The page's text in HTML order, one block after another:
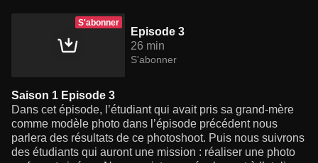
S'abonner
Episode 3
26 min
S'abonner
Saison 1 Episode 3
Dans cet épisode, l’étudiant qui avait pris sa grand-mère
comme modèle photo dans l’épisode précédent nous
parlera des résultats de ce photoshoot. Puis nous suivrons
des étudiants qui auront une mission : réaliser une photo